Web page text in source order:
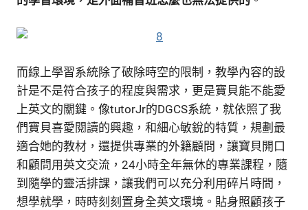
而線上學習系統除了破除時空的限制，教學內容的設
計是不是符合孩子的程度與需求，更是寶貝能不能愛
上英文的關鍵。像tutorJr的DGCS系統，就依照了我
們寶貝喜愛閱讀的興趣，和細心敏銳的特質，規劃最
適合她的教材，還提供專業的外籍顧問，讓寶貝開口
和顧問用英文交流，24小時全年無休的專業課程，隨
到隨學的靈活排課，讓我們可以充分利用碎片時間，
想學就學，時時刻刻置身全英文環境。貼身照顧孩子